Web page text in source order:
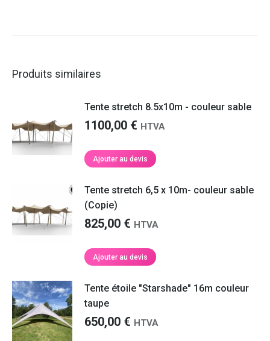
Produits similaires
Tente stretch 8.5x10m - couleur sable
1100,00 € HTVA
Ajouter au devis
Tente stretch 6,5 x 10m- couleur sable
(Copie)
825,00 € HTVA
Ajouter au devis
Tente étoile "Starshade" 16m couleur
taupe
650,00 € HTVA